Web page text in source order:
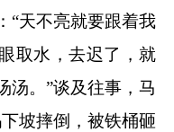
“天不亮就要跟着我
取水，去迟了，就
汤。”谈及往事，马
坡摔倒，被铁桶砸